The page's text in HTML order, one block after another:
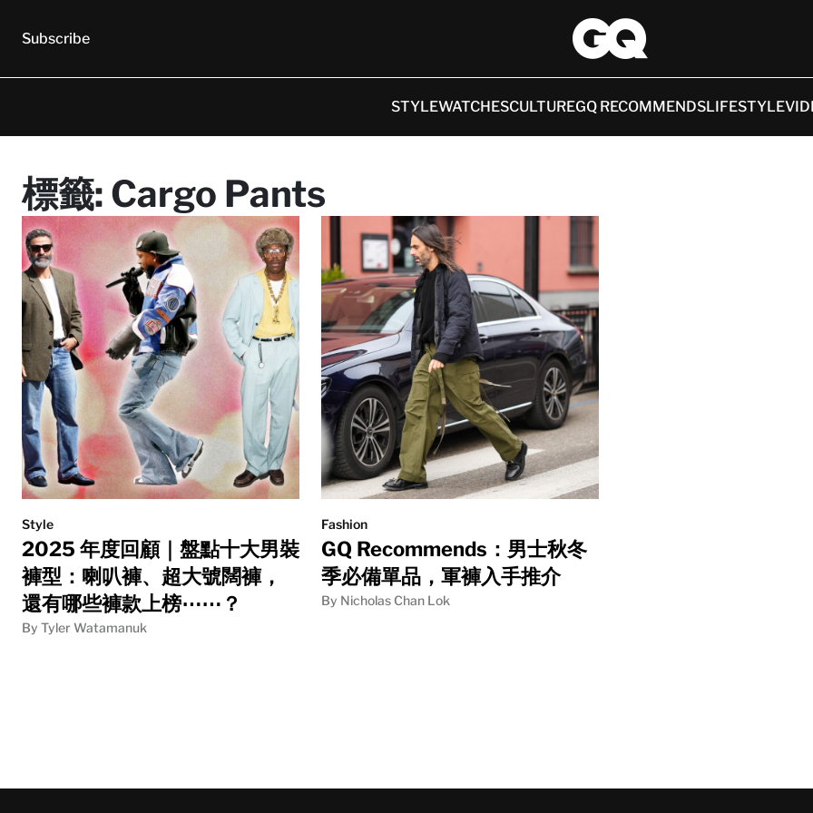
Subscribe
STYLEWATCHESCULTUREGQ RECOMMENDSLIFESTYLE
標籤: Cargo Pants
Style
2025 年度回顧｜盤點十大男裝
褲型：喇叭褲、超大號闊褲，
還有哪些褲款上榜⋯⋯？
By Tyler Watamanuk
Fashion
GQ Recommends：男士秋冬
季必備單品，軍褲入手推介
By Nicholas Chan Lok